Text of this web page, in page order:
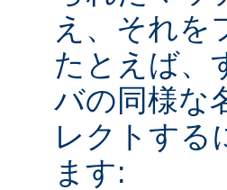
え、それを
たとえば、
バの同様な
レクトする
ます: